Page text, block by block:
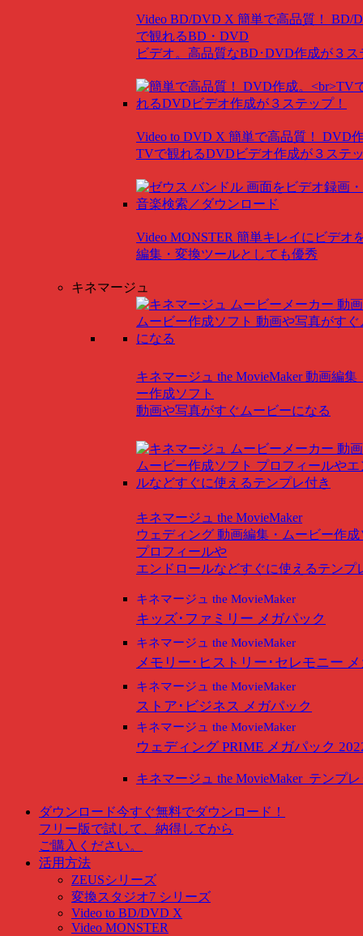
Video BD/DVD X 簡単で高品質！ BD/
で観れるBD・DVD
ビデオ。高品質なBD･DVD作成が３ス
Video to DVD X 簡単で高品質！ DVD
TVで観れるDVDビデオ作成が３ステ
Video MONSTER 簡単キレイにビデオ
編集・変換ツールとしても優秀
キネマージュ
キネマージュ the MovieMaker 動画編集
ー作成ソフト
動画や写真がすぐムービーになる
キネマージュ the MovieMaker
ウェディング 動画編集・ムービー作成
プロフィールや
エンドロールなどすぐに使えるテンプ
キネマージュ the MovieMaker
キッズ･ファミリー メガパック
キネマージュ the MovieMaker
メモリー･ヒストリー･セレモニー
キネマージュ the MovieMaker
ストア･ビジネス メガパック
キネマージュ the MovieMaker
ウェディング PRIME メガパック
キネマージュ the MovieMakerテンプ
ダウンロード今すぐ無料でダウンロード！
フリー版で試して、納得してから
ご購入ください。
活用方法
ZEUSシリーズ
変換スタジオ7 シリーズ
Video to BD/DVD X
Video MONSTER